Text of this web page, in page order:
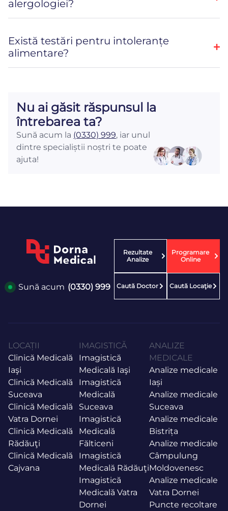
alergologiei?
Există testări pentru intoleranțe
alimentare?
Nu ai găsit răspunsul la
întrebarea ta?
Sună acum la (0330) 999, iar unul
dintre specialiștii noștri te poate
ajuta!
Sună acum (0330) 999
Rezultate
Analize
Programare
Online
Caută Doctor Caută Locaţie
LOCAȚII
Clinică Medicală
Iaşi
Clinică Medicală
Suceava
Clinică Medicală
Vatra Dornei
Clinică Medicală
Rădăuţi
Clinică Medicală
Cajvana
IMAGISTICĂ
Imagistică
Medicală Iaşi
Imagistică
Medicală
Suceava
Imagistică
Medicală
Fălticeni
Imagistică
Medicală Rădăuţi
Imagistică
Medicală Vatra
Dornei
ANALIZE
MEDICALE
Analize medicale
Iași
Analize medicale
Suceava
Analize medicale
Bistrița
Analize medicale
Câmpulung
Moldovenesc
Analize medicale
Vatra Dornei
Puncte recoltare